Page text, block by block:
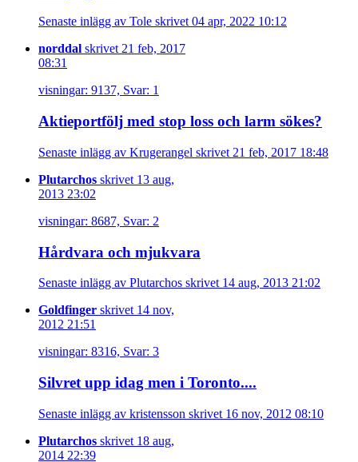
Senaste inlägg av Tole skrivet 04 apr, 2022 10:12
norddal skrivet 21 feb, 2017
08:31
visningar: 9137, Svar: 1
Aktieportfölj med stop loss och larm sökes?
Senaste inlägg av Krugerangel skrivet 21 feb, 2017 18:48
Plutarchos skrivet 13 aug,
2013 23:02
visningar: 8687, Svar: 2
Hårdvara och mjukvara
Senaste inlägg av Plutarchos skrivet 14 aug, 2013 21:02
Goldfinger skrivet 14 nov,
2012 21:51
visningar: 8316, Svar: 3
Silvret upp idag men i Toronto....
Senaste inlägg av kristensson skrivet 16 nov, 2012 08:10
Plutarchos skrivet 18 aug,
2014 22:39